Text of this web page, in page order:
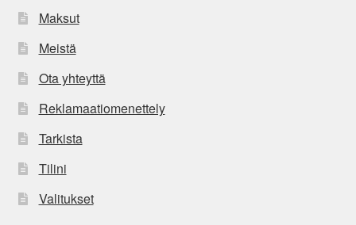
Maksut
Meistä
Ota yhteyttä
Reklamaatiomenettely
Tarkista
Tilini
Valitukset